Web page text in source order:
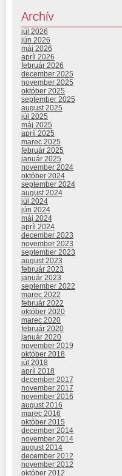
Archív
júl 2026
jún 2026
máj 2026
apríl 2026
február 2026
december 2025
november 2025
október 2025
september 2025
august 2025
júl 2025
máj 2025
apríl 2025
marec 2025
február 2025
január 2025
november 2024
október 2024
september 2024
august 2024
júl 2024
jún 2024
máj 2024
apríl 2024
december 2023
november 2023
september 2023
august 2023
február 2023
január 2023
september 2022
marec 2022
február 2022
október 2020
marec 2020
február 2020
január 2020
november 2019
október 2018
júl 2018
apríl 2018
december 2017
november 2017
november 2016
august 2016
marec 2016
október 2015
december 2014
november 2014
august 2014
december 2012
november 2012
október 2012